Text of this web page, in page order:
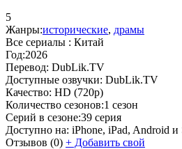
5
Жанры:исторические, драмы
Все сериалы : Китай
Год:2026
Перевод: DubLik.TV
Доступные озвучки: DubLik.TV
Качество: HD (720p)
Количество сезонов:1 сезон
Серий в сезоне:39 серия
Доступно на: iPhone, iPad, Android
Отзывов (0) + Добавить свой